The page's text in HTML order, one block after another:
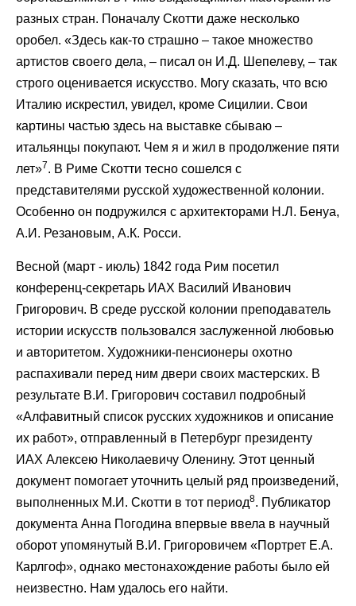
разных стран. Поначалу Скотти даже несколько
оробел. «Здесь как-то страшно – такое множество
артистов своего дела, – писал он И.Д. Шепелеву, – так
строго оценивается искусство. Могу сказать, что всю
Италию искрестил, увидел, кроме Сицилии. Свои
картины частью здесь на выставке сбываю –
итальянцы покупают. Чем я и жил в продолжение пяти
лет»7. В Риме Скотти тесно сошелся с
представителями русской художественной колонии.
Особенно он подружился с архитекторами Н.Л. Бенуа,
А.И. Резановым, А.К. Росси.
Весной (март - июль) 1842 года Рим посетил
конференц-секретарь ИАХ Василий Иванович
Григорович. В среде русской колонии преподаватель
истории искусств пользовался заслуженной любовью
и авторитетом. Художники-пенсионеры охотно
распахивали перед ним двери своих мастерских. В
результате В.И. Григорович составил подробный
«Алфавитный список русских художников и описание
их работ», отправленный в Петербург президенту
ИАХ Алексею Николаевичу Оленину. Этот ценный
документ помогает уточнить целый ряд произведений,
выполненных М.И. Скотти в тот период8. Публикатор
документа Анна Погодина впервые ввела в научный
оборот упомянутый В.И. Григоровичем «Портрет Е.А.
Карлгоф», однако местонахождение работы было ей
неизвестно. Нам удалось его найти.